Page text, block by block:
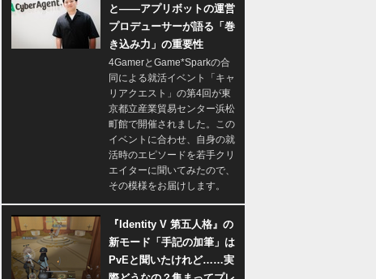
と――アプリボットの運営
プロデューサーが語る「巻
き込み力」の重要性
4GamerとGame*Sparkの合
同による就活イベント「キャ
リアクエスト」の第4回が東
京都立産業貿易センター浜松
町館で開催されました。この
イベントに合わせ、自身の就
活時のエピソードを若手クリ
エイターに聞いてみたので、
その模様をお届けします。
『Identity V 第五人格』の
新モード「手記の加筆」は
PvEと聞いたけれど……実